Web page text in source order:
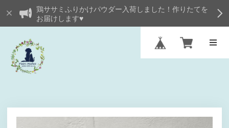
鶏ササミふりかけパウダー入荷しました！作りたてを
お届けします♥